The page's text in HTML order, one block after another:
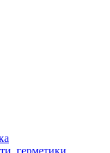
герметики,